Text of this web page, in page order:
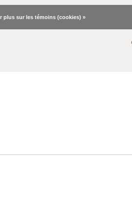
plus sur les témoins (cookies) »